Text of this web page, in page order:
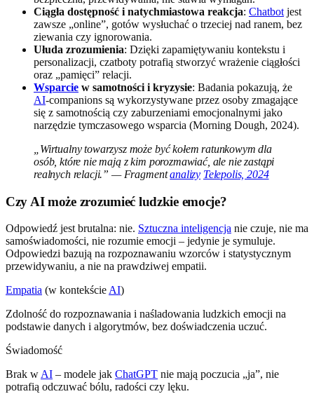
Ciągła dostępność i natychmiastowa reakcja: Chatbot jest
zawsze „online”, gotów wysłuchać o trzeciej nad ranem, bez
ziewania czy ignorowania.
Ułuda zrozumienia: Dzięki zapamiętywaniu kontekstu i
personalizacji, czatboty potrafią stworzyć wrażenie ciągłości
oraz „pamięci” relacji.
Wsparcie w samotności i kryzysie: Badania pokazują, że
AI-companions są wykorzystywane przez osoby zmagające
się z samotnością czy zaburzeniami emocjonalnymi jako
narzędzie tymczasowego wsparcia (Morning Dough, 2024).
„Wirtualny towarzysz może być kołem ratunkowym dla
osób, które nie mają z kim porozmawiać, ale nie zastąpi
realnych relacji.” — Fragmentanalizy Telepolis, 2024
Czy AI może zrozumieć ludzkie emocje?
Odpowiedź jest brutalna: nie. Sztuczna inteligencja nie czuje, nie ma
samoświadomości, nie rozumie emocji – jedynie je symuluje.
Odpowiedzi bazują na rozpoznawaniu wzorców i statystycznym
przewidywaniu, a nie na prawdziwej empatii.
Empatia (w kontekście AI)
Zdolność do rozpoznawania i naśladowania ludzkich emocji na
podstawie danych i algorytmów, bez doświadczenia uczuć.
Świadomość
Brak w AI – modele jak ChatGPT nie mają poczucia „ja”, nie
potrafią odczuwać bólu, radości czy lęku.